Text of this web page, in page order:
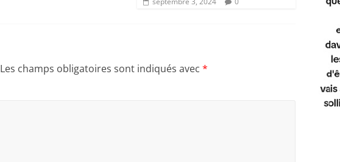
Les champs obligatoires sont indiqués avec *